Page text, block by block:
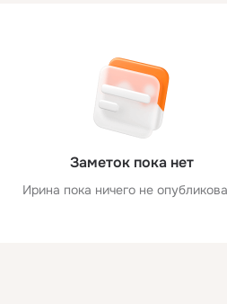
Заметок пока нет
Ирина пока ничего не